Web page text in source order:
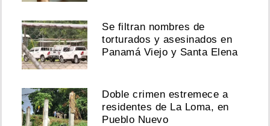
Se filtran nombres de
torturados y asesinados en
Panamá Viejo y Santa Elena
Doble crimen estremece a
residentes de La Loma, en
Pueblo Nuevo